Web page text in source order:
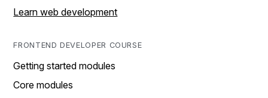
Learn web development
FRONTEND DEVELOPER COURSE
Getting started modules
Core modules